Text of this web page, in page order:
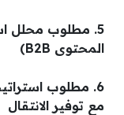
5. مطلوب محلل
المحتوى B2B)
مع توفير الانتقال